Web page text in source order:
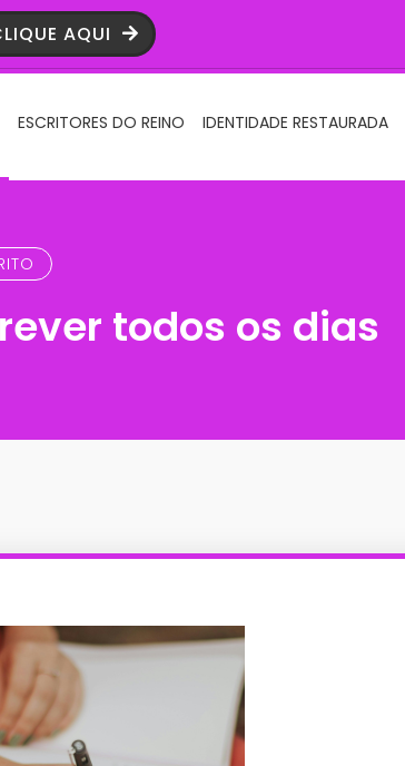
AQUI
ESCRITORES DO REINO IDENTIDADE RESTAURADA
todos os dias